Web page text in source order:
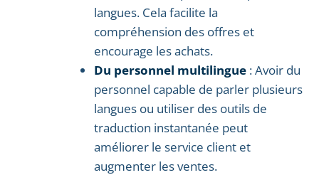
langues. Cela facilite la
compréhension des offres et
encourage les achats.
Du personnel multilingue : Avoir du
personnel capable de parler plusieurs
langues ou utiliser des outils de
traduction instantanée peut
améliorer le service client et
augmenter les ventes.